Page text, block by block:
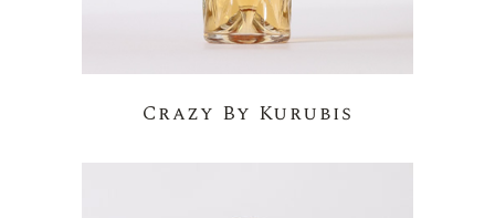
Crazy By Kurubis